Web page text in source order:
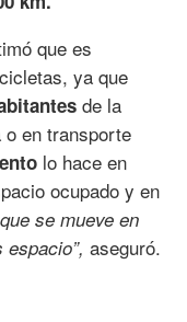
que es
ya que
de la
en transporte
lo hace en
ocupado y en
se mueve en
aseguró.